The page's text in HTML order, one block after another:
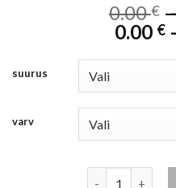
0.00€
0.00 €
suurus
varv
meeste